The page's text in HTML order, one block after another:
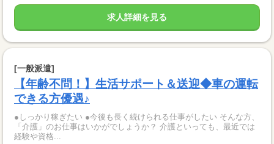
求人詳細を見る
[一般派遣]
【年齢不問！】生活サポート＆送迎◆車の運転
できる方優遇♪
●しっかり稼ぎたい ●今後も長く続けられる仕事がしたい そんな方、
「介護」のお仕事はいかがでしょうか？ 介護といっても、最近では
経験や資格...